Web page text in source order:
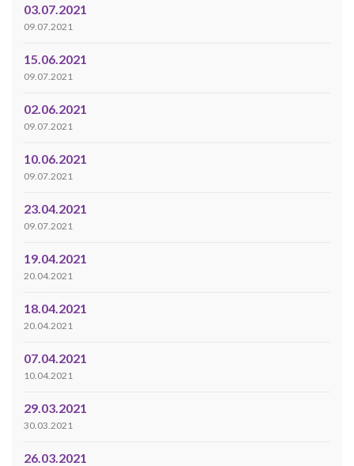
03.07.2021
09.07.2021
15.06.2021
09.07.2021
02.06.2021
09.07.2021
10.06.2021
09.07.2021
23.04.2021
09.07.2021
19.04.2021
20.04.2021
18.04.2021
20.04.2021
07.04.2021
10.04.2021
29.03.2021
30.03.2021
26.03.2021